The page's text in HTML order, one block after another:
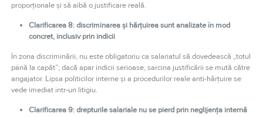
proporționale și să aibă o justificare reală.
Clarificarea 8: discriminarea și hărțuirea sunt analizate în mod
concret, inclusiv prin indicii
În zona discriminării, nu este obligatoriu ca salariatul să dovedească „totul
până la capăt”; dacă apar indicii serioase, sarcina justificării se mută către
angajator. Lipsa politicilor interne și a procedurilor reale anti-hărțuire se
vede imediat într-un litigiu.
Clarificarea 9: drepturile salariale nu se pierd prin neglijența internă